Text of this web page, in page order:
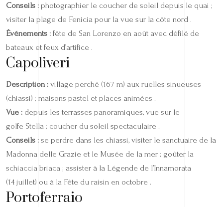
Conseils : photographier le coucher de soleil depuis le quai ;
visiter la plage de Fenicia pour la vue sur la côte nord .
Événements : fête de San Lorenzo en août avec défilé de
bateaux et feux d’artifice .
Capoliveri
Description : village perché (167 m) aux ruelles sinueuses
(chiassi) ; maisons pastel et places animées .
Vue : depuis les terrasses panoramiques, vue sur le
golfe Stella ; coucher du soleil spectaculaire .
Conseils : se perdre dans les chiassi, visiter le sanctuaire de la
Madonna delle Grazie et le Musée de la mer ; goûter la
schiaccia briaca ; assister à la Légende de l’Innamorata
(14 juillet) ou à la Fête du raisin en octobre .
Portoferraio